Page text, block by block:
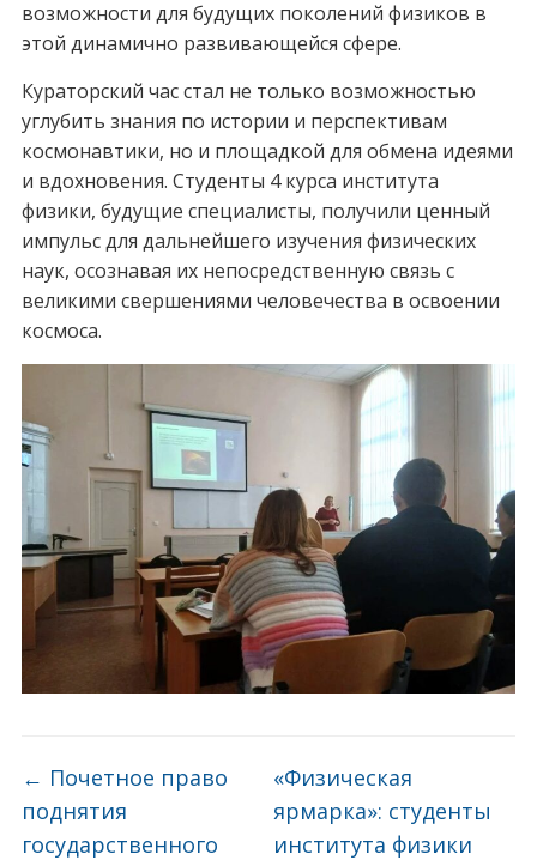
возможности для будущих поколений физиков в
этой динамично развивающейся сфере.
Кураторский час стал не только возможностью
углубить знания по истории и перспективам
космонавтики, но и площадкой для обмена идеями
и вдохновения. Студенты 4 курса института
физики, будущие специалисты, получили ценный
импульс для дальнейшего изучения физических
наук, осознавая их непосредственную связь с
великими свершениями человечества в освоении
космоса.
← Почетное право
поднятия
государственного
«Физическая
ярмарка»: студенты
института физики